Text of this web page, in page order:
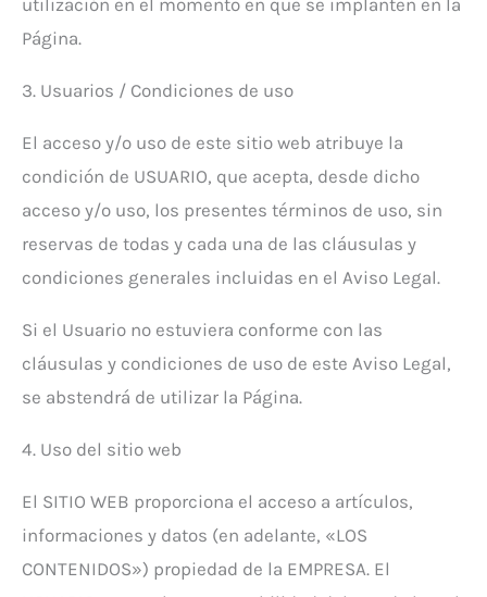
Página.
3. Usuarios / Condiciones de uso
El acceso y/o uso de este sitio web atribuye la
condición de USUARIO, que acepta, desde dicho
acceso y/o uso, los presentes términos de uso, sin
reservas de todas y cada una de las cláusulas y
condiciones generales incluidas en el Aviso Legal.
Si el Usuario no estuviera conforme con las
cláusulas y condiciones de uso de este Aviso Legal,
se abstendrá de utilizar la Página.
4. Uso del sitio web
El SITIO WEB proporciona el acceso a artículos,
informaciones y datos (en adelante, «LOS
CONTENIDOS») propiedad de la EMPRESA. El